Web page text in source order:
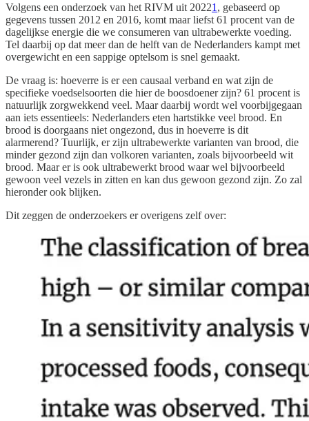
Volgens een onderzoek van het RIVM uit 20221 , gebaseerd op
gegevens tussen 2012 en 2016, komt maar liefst 61 procent van de
dagelijkse energie die we consumeren van ultrabewerkte voeding.
Tel daarbij op dat meer dan de helft van de Nederlanders kampt met
overgewicht en een sappige optelsom is snel gemaakt.
De vraag is: hoeverre is er een causaal verband en wat zijn de
specifieke voedselsoorten die hier de boosdoener zijn? 61 procent is
natuurlijk zorgwekkend veel. Maar daarbij wordt wel voorbijgegaan
aan iets essentieels: Nederlanders eten hartstikke veel brood. En
brood is doorgaans niet ongezond, dus in hoeverre is dit
alarmerend? Tuurlijk, er zijn ultrabewerkte varianten van brood, die
minder gezond zijn dan volkoren varianten, zoals bijvoorbeeld wit
brood. Maar er is ook ultrabewerkt brood waar wel bijvoorbeeld
gewoon veel vezels in zitten en kan dus gewoon gezond zijn. Zo zal
hieronder ook blijken.
Dit zeggen de onderzoekers er overigens zelf over: